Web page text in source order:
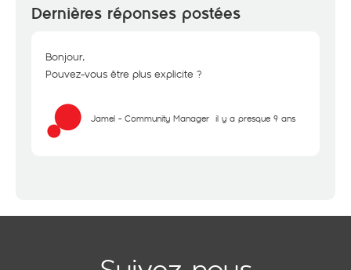
Dernières réponses postées
Bonjour,
Pouvez-vous être plus explicite ?
Jamel - Community Manager il y a presque 9 ans